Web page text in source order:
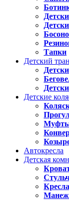
Тапки
Детский
Детские
Муфты
Автокресла
Детская